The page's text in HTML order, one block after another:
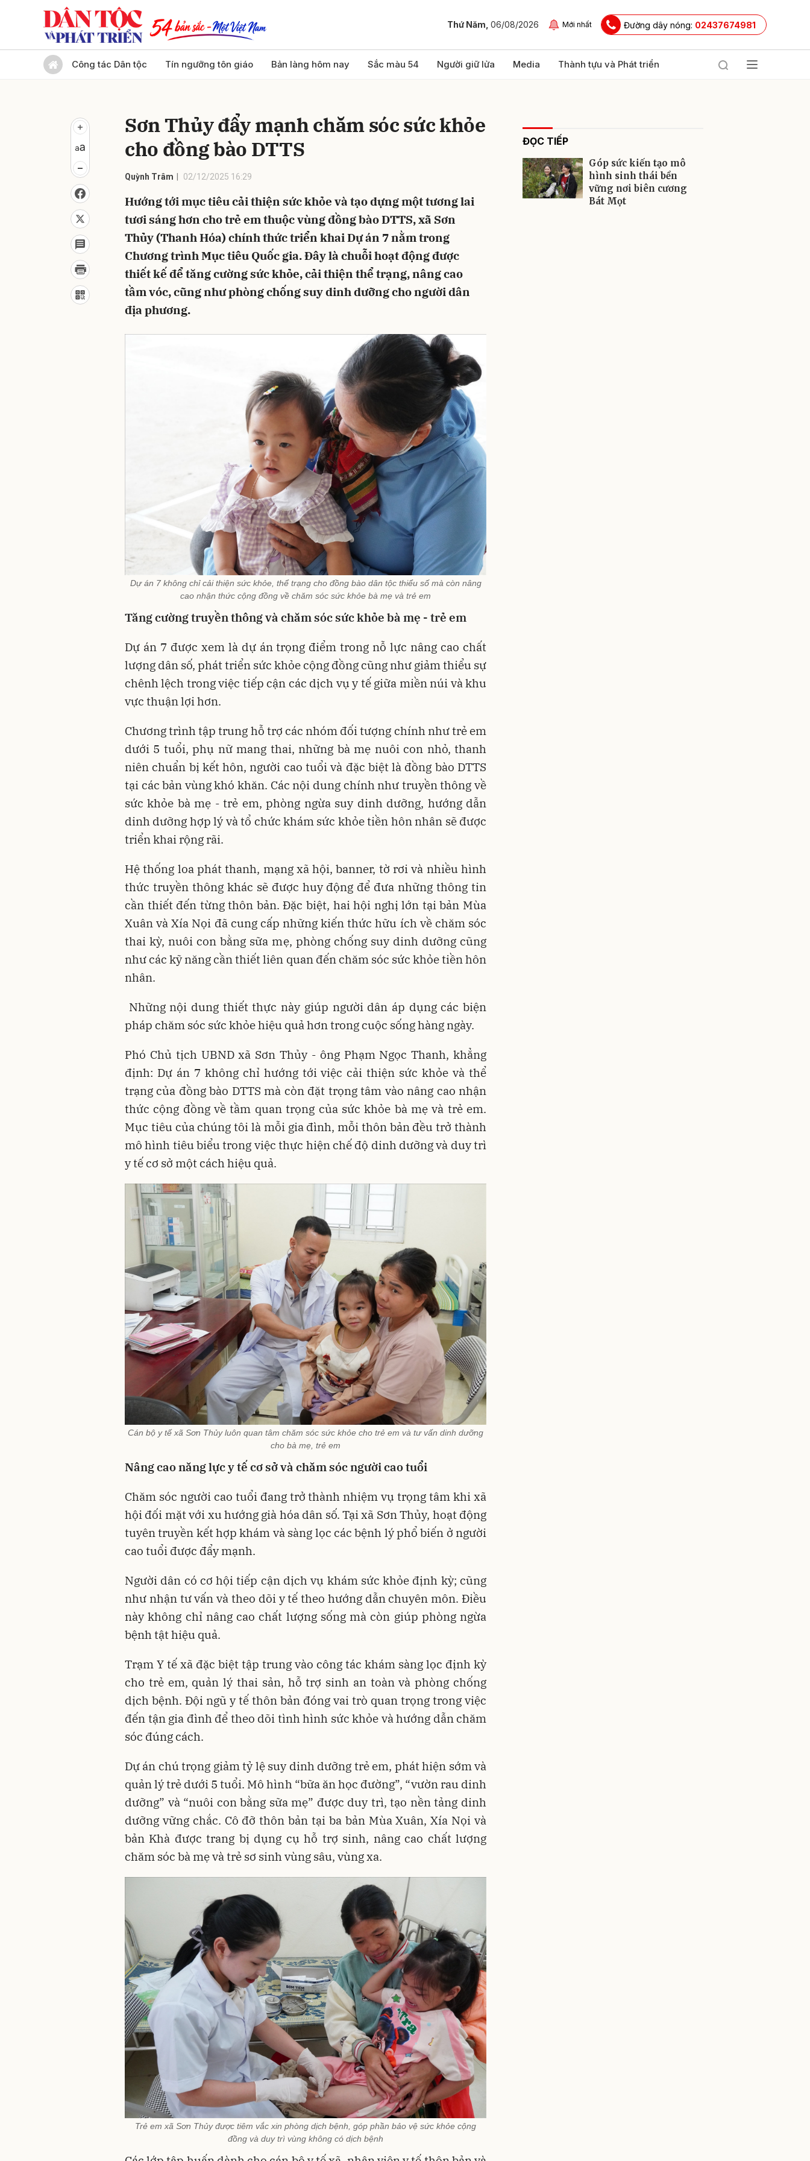
Thứ Năm, 06/08/2026 Mới nhất Đường dây nóng: 02437674981
Công tác Dân tộc Tín ngưỡng tôn giáo Bản làng hôm nay Sắc màu 54 Người giữ lửa Media Thành tựu và Phát triển
Sơn Thủy đẩy mạnh chăm sóc sức khỏe
cho đồng bào DTTS
Quỳnh Trâm 02/12/2025 16:29
Hướng tới mục tiêu cải thiện sức khỏe và tạo dựng một tương lai
tươi sáng hơn cho trẻ em thuộc vùng đồng bào DTTS, xã Sơn
Thủy (Thanh Hóa) chính thức triển khai Dự án 7 nằm trong
Chương trình Mục tiêu Quốc gia. Đây là chuỗi hoạt động được
thiết kế để tăng cường sức khỏe, cải thiện thể trạng, nâng cao
tầm vóc, cũng như phòng chống suy dinh dưỡng cho người dân
địa phương.
Dự án 7 không chỉ cải thiện sức khỏe, thể trạng cho đồng bào dân tộc thiểu số mà còn nâng
cao nhận thức cộng đồng về chăm sóc sức khỏe bà mẹ và trẻ em
Tăng cường truyền thông và chăm sóc sức khỏe bà mẹ - trẻ em
Dự án 7 được xem là dự án trọng điểm trong nỗ lực nâng cao chất
lượng dân số, phát triển sức khỏe cộng đồng cũng như giảm thiểu sự
chênh lệch trong việc tiếp cận các dịch vụ y tế giữa miền núi và khu
vực thuận lợi hơn.
Chương trình tập trung hỗ trợ các nhóm đối tượng chính như trẻ em
dưới 5 tuổi, phụ nữ mang thai, những bà mẹ nuôi con nhỏ, thanh
niên chuẩn bị kết hôn, người cao tuổi và đặc biệt là đồng bào DTTS
tại các bản vùng khó khăn. Các nội dung chính như truyền thông về
sức khỏe bà mẹ - trẻ em, phòng ngừa suy dinh dưỡng, hướng dẫn
dinh dưỡng hợp lý và tổ chức khám sức khỏe tiền hôn nhân sẽ được
triển khai rộng rãi.
Hệ thống loa phát thanh, mạng xã hội, banner, tờ rơi và nhiều hình
thức truyền thông khác sẽ được huy động để đưa những thông tin
cần thiết đến từng thôn bản. Đặc biệt, hai hội nghị lớn tại bản Mùa
Xuân và Xía Nọi đã cung cấp những kiến thức hữu ích về chăm sóc
thai kỳ, nuôi con bằng sữa mẹ, phòng chống suy dinh dưỡng cũng
như các kỹ năng cần thiết liên quan đến chăm sóc sức khỏe tiền hôn
nhân.
Những nội dung thiết thực này giúp người dân áp dụng các biện
pháp chăm sóc sức khỏe hiệu quả hơn trong cuộc sống hàng ngày.
Phó Chủ tịch UBND xã Sơn Thủy - ông Phạm Ngọc Thanh, khẳng
định: Dự án 7 không chỉ hướng tới việc cải thiện sức khỏe và thể
trạng của đồng bào DTTS mà còn đặt trọng tâm vào nâng cao nhận
thức cộng đồng về tầm quan trọng của sức khỏe bà mẹ và trẻ em.
Mục tiêu của chúng tôi là mỗi gia đình, mỗi thôn bản đều trở thành
mô hình tiêu biểu trong việc thực hiện chế độ dinh dưỡng và duy trì
y tế cơ sở một cách hiệu quả.
Cán bộ y tế xã Sơn Thủy luôn quan tâm chăm sóc sức khỏe cho trẻ em và tư vấn dinh dưỡng
cho bà mẹ, trẻ em
Nâng cao năng lực y tế cơ sở và chăm sóc người cao tuổi
Chăm sóc người cao tuổi đang trở thành nhiệm vụ trọng tâm khi xã
hội đối mặt với xu hướng già hóa dân số. Tại xã Sơn Thủy, hoạt động
tuyên truyền kết hợp khám và sàng lọc các bệnh lý phổ biến ở người
cao tuổi được đẩy mạnh.
Người dân có cơ hội tiếp cận dịch vụ khám sức khỏe định kỳ; cũng
như nhận tư vấn và theo dõi y tế theo hướng dẫn chuyên môn. Điều
này không chỉ nâng cao chất lượng sống mà còn giúp phòng ngừa
bệnh tật hiệu quả.
Trạm Y tế xã đặc biệt tập trung vào công tác khám sàng lọc định kỳ
cho trẻ em, quản lý thai sản, hỗ trợ sinh an toàn và phòng chống
dịch bệnh. Đội ngũ y tế thôn bản đóng vai trò quan trọng trong việc
đến tận gia đình để theo dõi tình hình sức khỏe và hướng dẫn chăm
sóc đúng cách.
Dự án chú trọng giảm tỷ lệ suy dinh dưỡng trẻ em, phát hiện sớm và
quản lý trẻ dưới 5 tuổi. Mô hình “bữa ăn học đường”, “vườn rau dinh
dưỡng” và “nuôi con bằng sữa mẹ” được duy trì, tạo nền tảng dinh
dưỡng vững chắc. Cô đỡ thôn bản tại ba bản Mùa Xuân, Xía Nọi và
bản Khà được trang bị dụng cụ hỗ trợ sinh, nâng cao chất lượng
chăm sóc bà mẹ và trẻ sơ sinh vùng sâu, vùng xa.
Trẻ em xã Sơn Thủy được tiêm vắc xin phòng dịch bệnh, góp phần bảo vệ sức khỏe cộng
đồng và duy trì vùng không có dịch bệnh
ĐỌC TIẾP
Góp sức kiến tạo mô
hình sinh thái bền
vững nơi biên cương
Bát Mọt
Gửi bình luận
Gửi